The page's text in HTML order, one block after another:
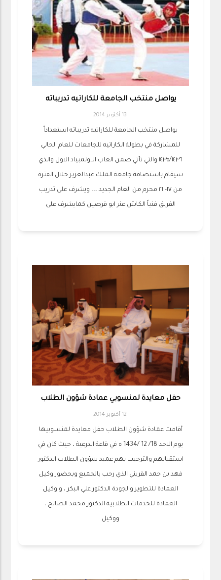
يواصل منتخب الجامعة للكاراتيه تدريباته
13 أكتوبر 2014
يواصل منتخب الجامعة للكاراتيه تدريباته استعداداً
للمشاركة في بطولة الكاراتيه للجامعات للعام الحالي
١٤٣٥/١٤٣٦ والتي تأتي ضمن العاب الاولمبياد الاول والذي
سيقام باستضافة جامعة الملك عبدالعزيز خلال الفترة
من ١٧- ٢١ محرم من العام الجديد ،،، ويشرف على تدريب
الفريق فنياً الكابتن عنر ابو قرصين كمايشرف على
حفل معايدة لمنسوبي عمادة شؤون الطلاب
12 أكتوبر 2014
أقامت عمادة شؤون الطلاب حفل معايدة لمنسوبيها
يوم الاحد 18/ 12 /1434 ه في قاعة الدرعية ، حيث كان في
استقبالهم والترحيب بهم عميد شؤون الطلاب الدكتور
فهد بن حمد القريني الذي رحب بالجميع وبحضور وكيل
العمادة للتطوير والجودة الدكتور علي البكر ، و وكيل
العمادة للخدمات الطلابية الدكتور محمد الصالح ،
ووكيل